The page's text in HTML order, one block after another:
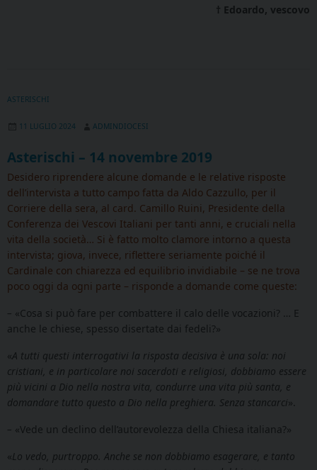
† Edoardo, vescovo
ASTERISCHI
11 LUGLIO 2024 ADMINDIOCESI
Asterischi – 14 novembre 2019
Desidero riprendere alcune domande e le relative risposte
dell’intervista a tutto campo fatta da Aldo Cazzullo, per il
Corriere della sera, al card. Camillo Ruini, Presidente della
Conferenza dei Vescovi Italiani per tanti anni, e cruciali nella
vita della società… Si è fatto molto clamore intorno a questa
intervista; giova, invece, riflettere seriamente poiché il
Cardinale con chiarezza ed equilibrio invidiabile – se ne trova
poco oggi da ogni parte – risponde a domande come queste:
– «Cosa si può fare per combattere il calo delle vocazioni? … E
anche le chiese, spesso disertate dai fedeli?»
«A tutti questi interrogativi la risposta decisiva è una sola: noi
cristiani, e in particolare noi sacerdoti e religiosi, dobbiamo essere
più vicini a Dio nella nostra vita, condurre una vita più santa, e
domandare tutto questo a Dio nella preghiera. Senza stancarci».
– «Vede un declino dell’autorevolezza della Chiesa italiana?»
«Lo vedo, purtroppo. Anche se non dobbiamo esagerare, e tanto